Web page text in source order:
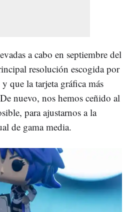
a cabo en septiembre del
resolución escogida por
que la tarjeta gráfica más
nuevo, nos hemos ceñido al
para ajustarnos a la
de gama media.